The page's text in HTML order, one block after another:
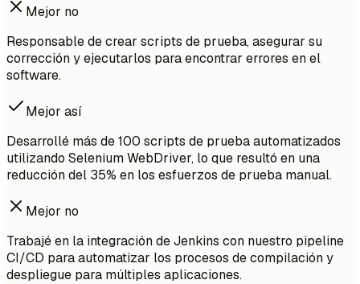
Mejor no
Responsable de crear scripts de prueba, asegurar su
corrección y ejecutarlos para encontrar errores en el
software.
Mejor así
Desarrollé más de 100 scripts de prueba automatizados
utilizando Selenium WebDriver, lo que resultó en una
reducción del 35% en los esfuerzos de prueba manual.
Mejor no
Trabajé en la integración de Jenkins con nuestro pipeline
CI/CD para automatizar los procesos de compilación y
despliegue para múltiples aplicaciones.